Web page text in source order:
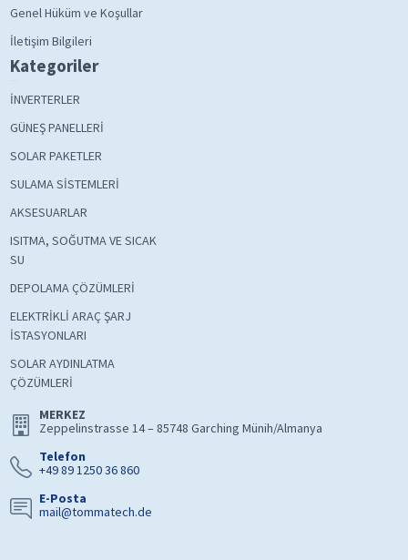
Genel Hüküm ve Koşullar
İletişim Bilgileri
Kategoriler
İNVERTERLER
GÜNEŞ PANELLERİ
SOLAR PAKETLER
SULAMA SİSTEMLERİ
AKSESUARLAR
ISITMA, SOĞUTMA VE SICAK
SU
DEPOLAMA ÇÖZÜMLERİ
ELEKTRİKLİ ARAÇ ŞARJ
İSTASYONLARI
SOLAR AYDINLATMA
ÇÖZÜMLERİ
MERKEZ
Zeppelinstrasse 14 – 85748 Garching Münih/Almanya
Telefon
+49 89 1250 36 860
E-Posta
mail@tommatech.de